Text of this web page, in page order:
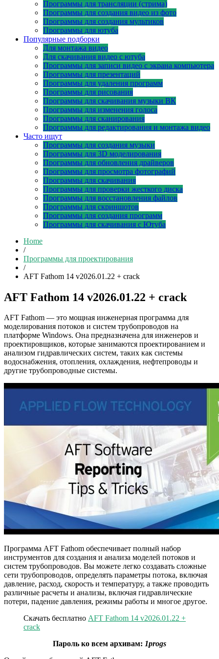
Программы для трансляции (стрима)
Программы для создания видео из фото
Программы для создания мультиков
Программы для ютуба
Популярные подборки
Для монтажа видео
Для скачивания видео с ютуба
Программы для записи видео с экрана компьютера
Программы для презентаций
Программы для удаления программ
Программы для рисования
Программы для скачивания музыки ВК
Программы для изменения голоса
Программы для сканирования
Программы для редактирования и монтажа видео
Часто ищут
Программы для создания музыки
Программы для 3D моделирования
Программы для обновления драйверов
Программы для просмотра фотографий
Программы для скачивания
Программы для проверки жесткого диска
Программы для восстановления файлов
Программы для скриншотов
Программы для создания программ
Программы для скачивания с Ютуба
Home
/
Программы для проектирования
/
AFT Fathom 14 v2026.01.22 + crack
AFT Fathom 14 v2026.01.22 + crack
AFT Fathom — это мощная инженерная программа для
моделирования потоков и систем трубопроводов на
платформе Windows. Она предназначена для инженеров и
проектировщиков, которые занимаются проектированием и
анализом гидравлических систем, таких как системы
водоснабжения, отопления, охлаждения, нефтепроводы и
другие трубопроводные системы.
Программа AFT Fathom обеспечивает полный набор
инструментов для создания и анализа моделей потоков и
систем трубопроводов. Вы можете легко создавать сложные
сети трубопроводов, определять параметры потока, включая
давление, расход, скорость и температуру, а также проводить
различные расчеты и анализы, включая гидравлические
потери, падение давления, режимы работы и многое другое.
Скачать бесплатно AFT Fathom 14 v2026.01.22 +
crack
Пароль ко всем архивам: 1progs